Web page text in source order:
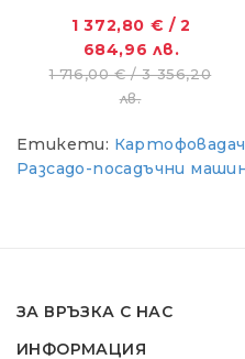
1 372,80 € / 2
684,96 лв.
1 716,00 € / 3 356,20
лв.
Етикети: Картофовадач
Разсадо-посадъчни
ЗА ВРЪЗКА С НАС
ИНФОРМАЦИЯ
01.11.2018